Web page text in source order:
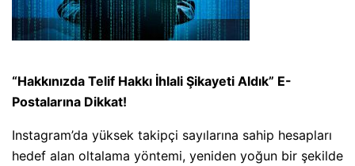
“Hakkınızda Telif Hakkı İhlali Şikayeti Aldık” E-
Postalarına Dikkat!
Instagram’da yüksek takipçi sayılarına sahip hesapları
hedef alan oltalama yöntemi, yeniden yoğun bir şekilde